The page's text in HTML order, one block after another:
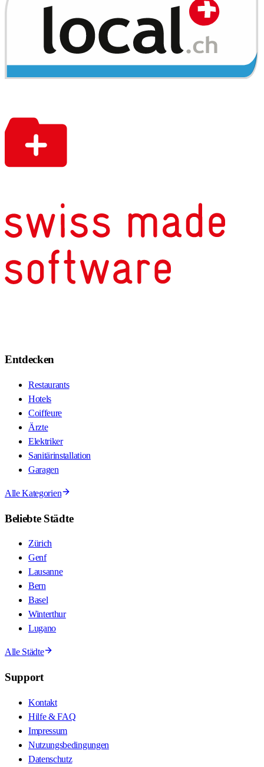
Entdecken
Restaurants
Hotels
Coiffeure
Ärzte
Elektriker
Sanitärinstallation
Garagen
Alle Kategorien
Beliebte Städte
Zürich
Genf
Lausanne
Bern
Basel
Winterthur
Lugano
Alle Städte
Support
Kontakt
Hilfe & FAQ
Impressum
Nutzungsbedingungen
Datenschutz